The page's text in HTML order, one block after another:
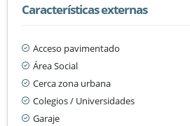
Características externas
Acceso pavimentado
Área Social
Cerca zona urbana
Colegios / Universidades
Garaje